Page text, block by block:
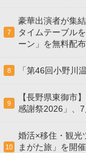
7
豪華出演者が集
タイムテーブル
ーン」を無料配布
8 「第46回小野川
9
【長野県東御市
感謝祭2026」、
10
婚活×移住・観光
まがた旅」を開